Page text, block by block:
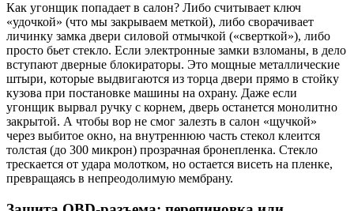
Как угонщик попадает в салон? Либо считывает ключ
«удочкой» (что мы закрываем меткой), либо сворачивает
личинку замка двери силовой отмычкой («сверткой»), либо
просто бьет стекло. Если электронные замки взломаны, в дело
вступают дверные блокираторы. Это мощные металлические
штыри, которые выдвигаются из торца двери прямо в стойку
кузова при постановке машины на охрану. Даже если
угонщик вырвал ручку с корнем, дверь останется монолитно
закрытой. А чтобы вор не смог залезть в салон «щучкой»
через выбитое окно, на внутреннюю часть стекол клеится
толстая (до 300 микрон) прозрачная бронепленка. Стекло
трескается от удара молотком, но остается висеть на пленке,
превращаясь в непреодолимую мембрану.